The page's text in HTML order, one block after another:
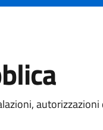
autorizzazioni